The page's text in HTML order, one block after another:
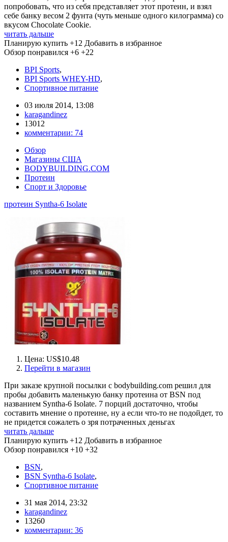
попробовать, что из себя представляет этот протеин, и взял
себе банку весом 2 фунта (чуть меньше одного килограмма) со
вкусом Chocolate Cookie.
читать дальше
Планирую купить +12 Добавить в избранное
Обзор понравился +6 +22
BPI Sports,
BPI Sports WHEY-HD,
Спортивное питание
03 июля 2014, 13:08
karagandinez
13012
комментарии: 74
Обзор
Магазины США
BODYBUILDING.COM
Протеин
Спорт и Здоровье
протеин Syntha-6 Isolate
Цена: US$10.48
Перейти в магазин
При заказе крупной посылки с bodybuilding.com решил для
пробы добавить маленькую банку протеина от BSN под
названием Syntha-6 Isolate. 7 порций достаточно, чтобы
составить мнение о протеине, ну а если что-то не подойдет, то
не придется сожалеть о зря потраченных деньгах
читать дальше
Планирую купить +12 Добавить в избранное
Обзор понравился +10 +32
BSN,
BSN Syntha-6 Isolate,
Спортивное питание
31 мая 2014, 23:32
karagandinez
13260
комментарии: 36